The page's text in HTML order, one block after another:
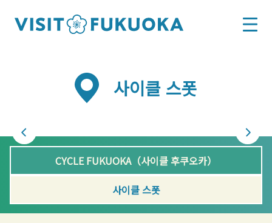
사이클 스폿
CYCLE FUKUOKA（사이클 후쿠오카）
사이클 스폿